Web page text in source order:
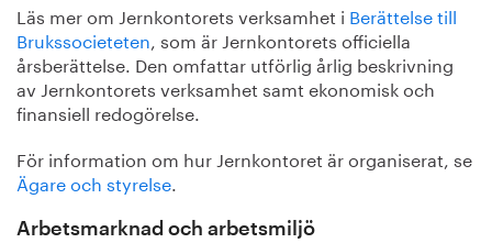
Läs mer om Jernkontorets verksamhet i Berättelse till
Brukssocieteten, som är Jernkontorets officiella
årsberättelse. Den omfattar utförlig årlig beskrivning
av Jernkontorets verksamhet samt ekonomisk och
finansiell redogörelse.
För information om hur Jernkontoret är organiserat, se
Ägare och styrelse.
Arbetsmarknad och arbetsmiljö